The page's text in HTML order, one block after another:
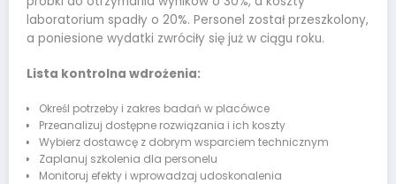
laboratorium spadły o 20%. Personel został przeszkolony,
a poniesione wydatki zwróciły się już w ciągu roku.
Lista kontrolna wdrożenia:
Określ potrzeby i zakres badań w placówce
Przeanalizuj dostępne rozwiązania i ich koszty
Wybierz dostawcę z dobrym wsparciem technicznym
Zaplanuj szkolenia dla personelu
Monitoruj efekty i wprowadzaj udoskonalenia